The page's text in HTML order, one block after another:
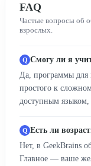
FAQ
Частые вопросы об
взрослых.
Смогу ли я
Да, программы
простого к
доступным языком,
Есть ли
Нет, в GeekBrains
Главное — ваше